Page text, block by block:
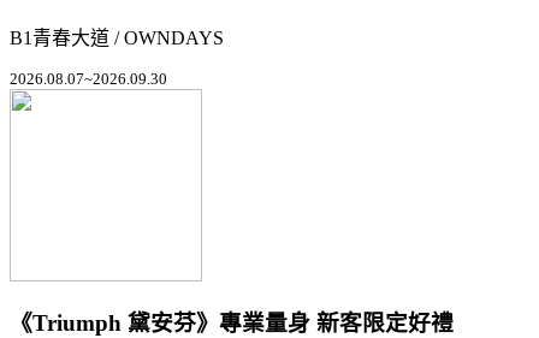
B1青春大道 / OWNDAYS
2026.08.07~2026.09.30
《Triumph 黛安芬》專業量身 新客限定好禮